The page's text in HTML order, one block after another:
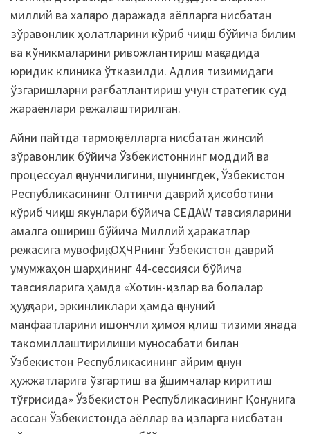
миллий ва халқаро даражада аёлларга нисбатан
зўравонлик ҳолатларини кўриб чиқиш бўйича билим
ва кўникмаларини ривожлантириш мақсадида
юридик клиника ўтказилди. Адлия тизимидаги
ўзгаришларни рағбатлантириш учун стратегик суд
жараёнлари режалаштирилган.
Айни пайтда тармоқ аёлларга нисбатан жинсий
зўравонлик бўйича Ўзбекистоннинг моддий ва
процессуал қонунчилигини, шунингдек, Ўзбекистон
Республикасининг Олтинчи даврий ҳисоботини
кўриб чиқиш якунлари бўйича CЕДАW тавсияларини
амалга ошириш бўйича Миллий ҳаракатлар
режасига мувофиқ, ОҲЧРнинг Ўзбекистон даврий
умумжаҳон шарҳининг 44-сессияси бўйича
тавсияларига ҳамда «Хотин-қизлар ва болалар
ҳуқуқлари, эркинликлари ҳамда қонуний
манфаатларини ишончли ҳимоя қилиш тизими янада
такомиллаштирилиши муносабати билан
Ўзбекистон Республикасининг айрим қонун
ҳужжатларига ўзгартиш ва қўшимчалар киритиш
тўғрисида» Ўзбекистон Республикасининг Қонунига
асосан Ўзбекистонда аёллар ва қизларга нисбатан